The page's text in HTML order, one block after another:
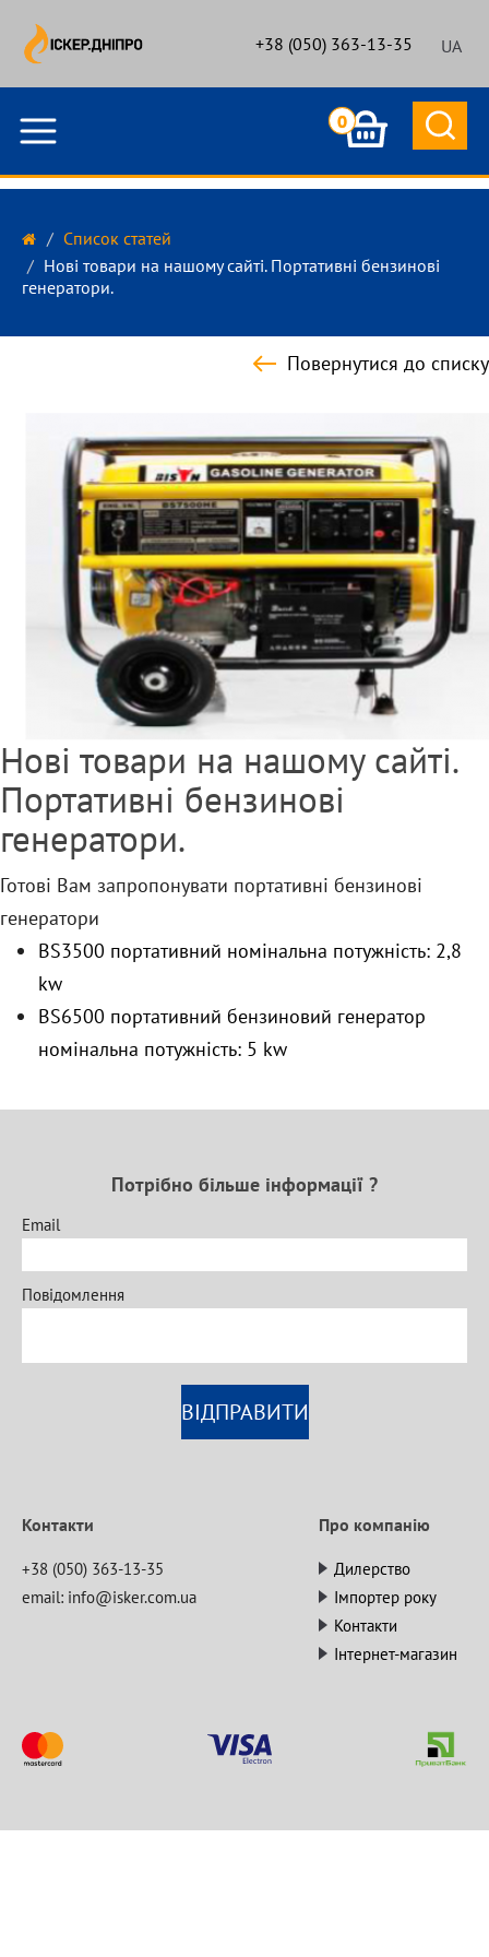
+38 (050) 363-13-35 UA
0
Список статей
Нові товари на нашому сайті. Портативні бензинові
генератори.
Повернутися до списку
Нові товари на нашому сайті.
Портативні бензинові
генератори.
Готові Вам запропонувати портативні бензинові
генератори
BS3500 портативний номінальна потужність: 2,8
kw
BS6500 портативний бензиновий генератор
номінальна потужність: 5 kw
Контакти
+38 (050) 363-13-35
email: info@isker.com.ua
Про компанію
Дилерство
Імпортер року
Контакти
Інтернет-магазин
Потрібно більше інформації ?
Email
Повідомлення
ВІДПРАВИТИ